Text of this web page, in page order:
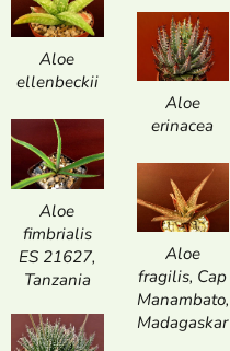
Aloe
ellenbeckii
Aloe
erinacea
Aloe
fimbrialis
ES 21627,
Tanzania
Aloe
fragilis, Cap
Manambato,
Madagaskar